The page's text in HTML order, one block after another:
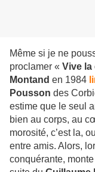
Même si je ne
proclamer « Vive la
Montand en 1984
Pousson des
estime que le seul
bien au corps, au
morosité, c’est la,
entre amis. Alors,
conquérante,